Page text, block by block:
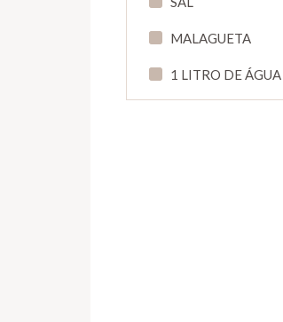
MALAGUETA
1 LITRO DE ÁGUA